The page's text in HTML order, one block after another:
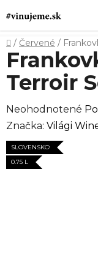
na
obsah
Domov
/ Červené /
Terroir
Priemerné
hodnotenie
produktu
je
Neohodnotené
Značka: Világi
SLOVENSKO
0.75 L